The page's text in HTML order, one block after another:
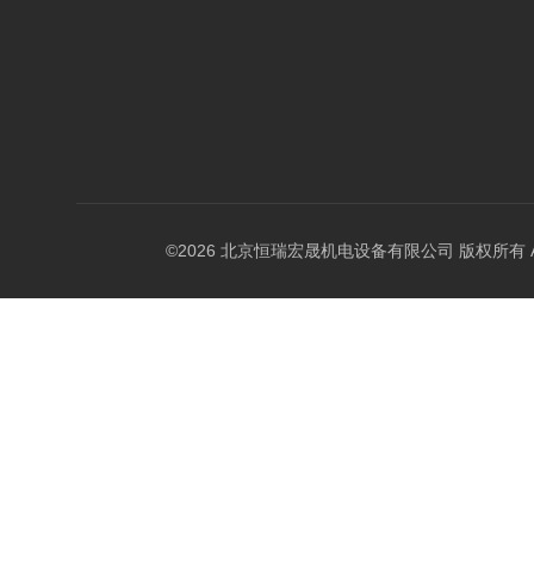
©2026 北京恒瑞宏晟机电设备有限公司 版权所有